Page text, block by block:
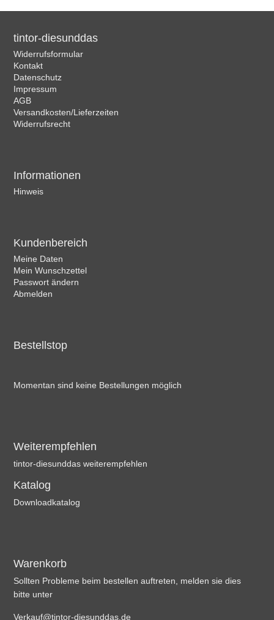
tintor-diesunddas
Widerrufsformular
Kontakt
Datenschutz
Impressum
AGB
Versandkosten/Lieferzeiten
Widerrufsrecht
Informationen
Hinweis
Kundenbereich
Meine Daten
Mein Wunschzettel
Passwort ändern
Abmelden
Bestellstop
Momentan sind keine Bestellungen möglich
Weiterempfehlen
tintor-diesunddas weiterempfehlen
Katalog
Downloadkatalog
Warenkorb
Sollten Probleme beim bestellen auftreten, melden sie dies
bitte unter
Verkauf@tintor-diesunddas.de